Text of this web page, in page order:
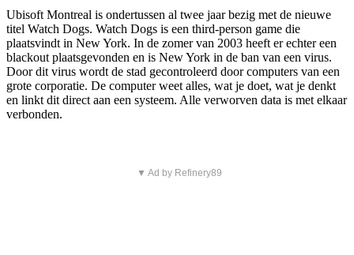
Ubisoft Montreal is ondertussen al twee jaar bezig met de nieuwe
titel Watch Dogs. Watch Dogs is een third-person game die
plaatsvindt in New York. In de zomer van 2003 heeft er echter een
blackout plaatsgevonden en is New York in de ban van een virus.
Door dit virus wordt de stad gecontroleerd door computers van een
grote corporatie. De computer weet alles, wat je doet, wat je denkt
en linkt dit direct aan een systeem. Alle verworven data is met elkaar
verbonden.
▼ Ad by Refinery89